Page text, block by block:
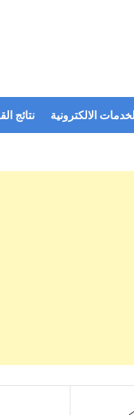
الالكترونية نتائج